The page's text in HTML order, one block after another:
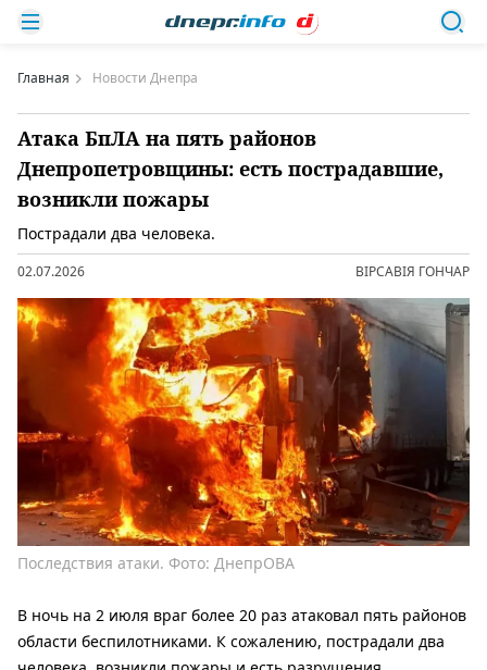
Главная Новости Днепра
Атака БпЛА на пять районов
Днепропетровщины: есть пострадавшие,
возникли пожары
Пострадали два человека.
02.07.2026 ВІРСАВІЯ ГОНЧАР
Последствия атаки. Фото: ДнепрОВА
В ночь на 2 июля враг более 20 раз атаковал пять районов
области беспилотниками. К сожалению, пострадали два